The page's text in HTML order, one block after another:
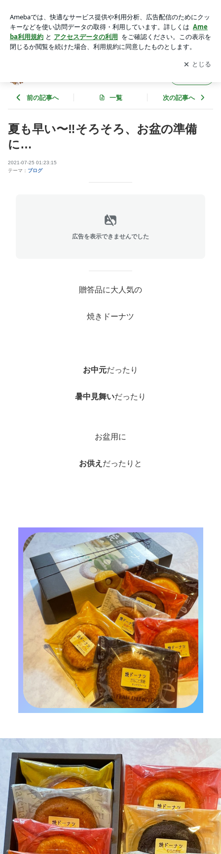
日記
アプリをダウンロードして ブログの更新通知
を受け取りまし
ょう。
開く
前の記事へ 一覧 次の記事へ
夏も早い〜‼️そろそろ、お盆の準備
に…
2021-07-25 01:23:15
テーマ： ブログ
広告を表示できませんでした
贈答品に大人気の
焼きドーナツ
お中元だったり
暑中見舞いだったり
お盆用に
お供え だったりと